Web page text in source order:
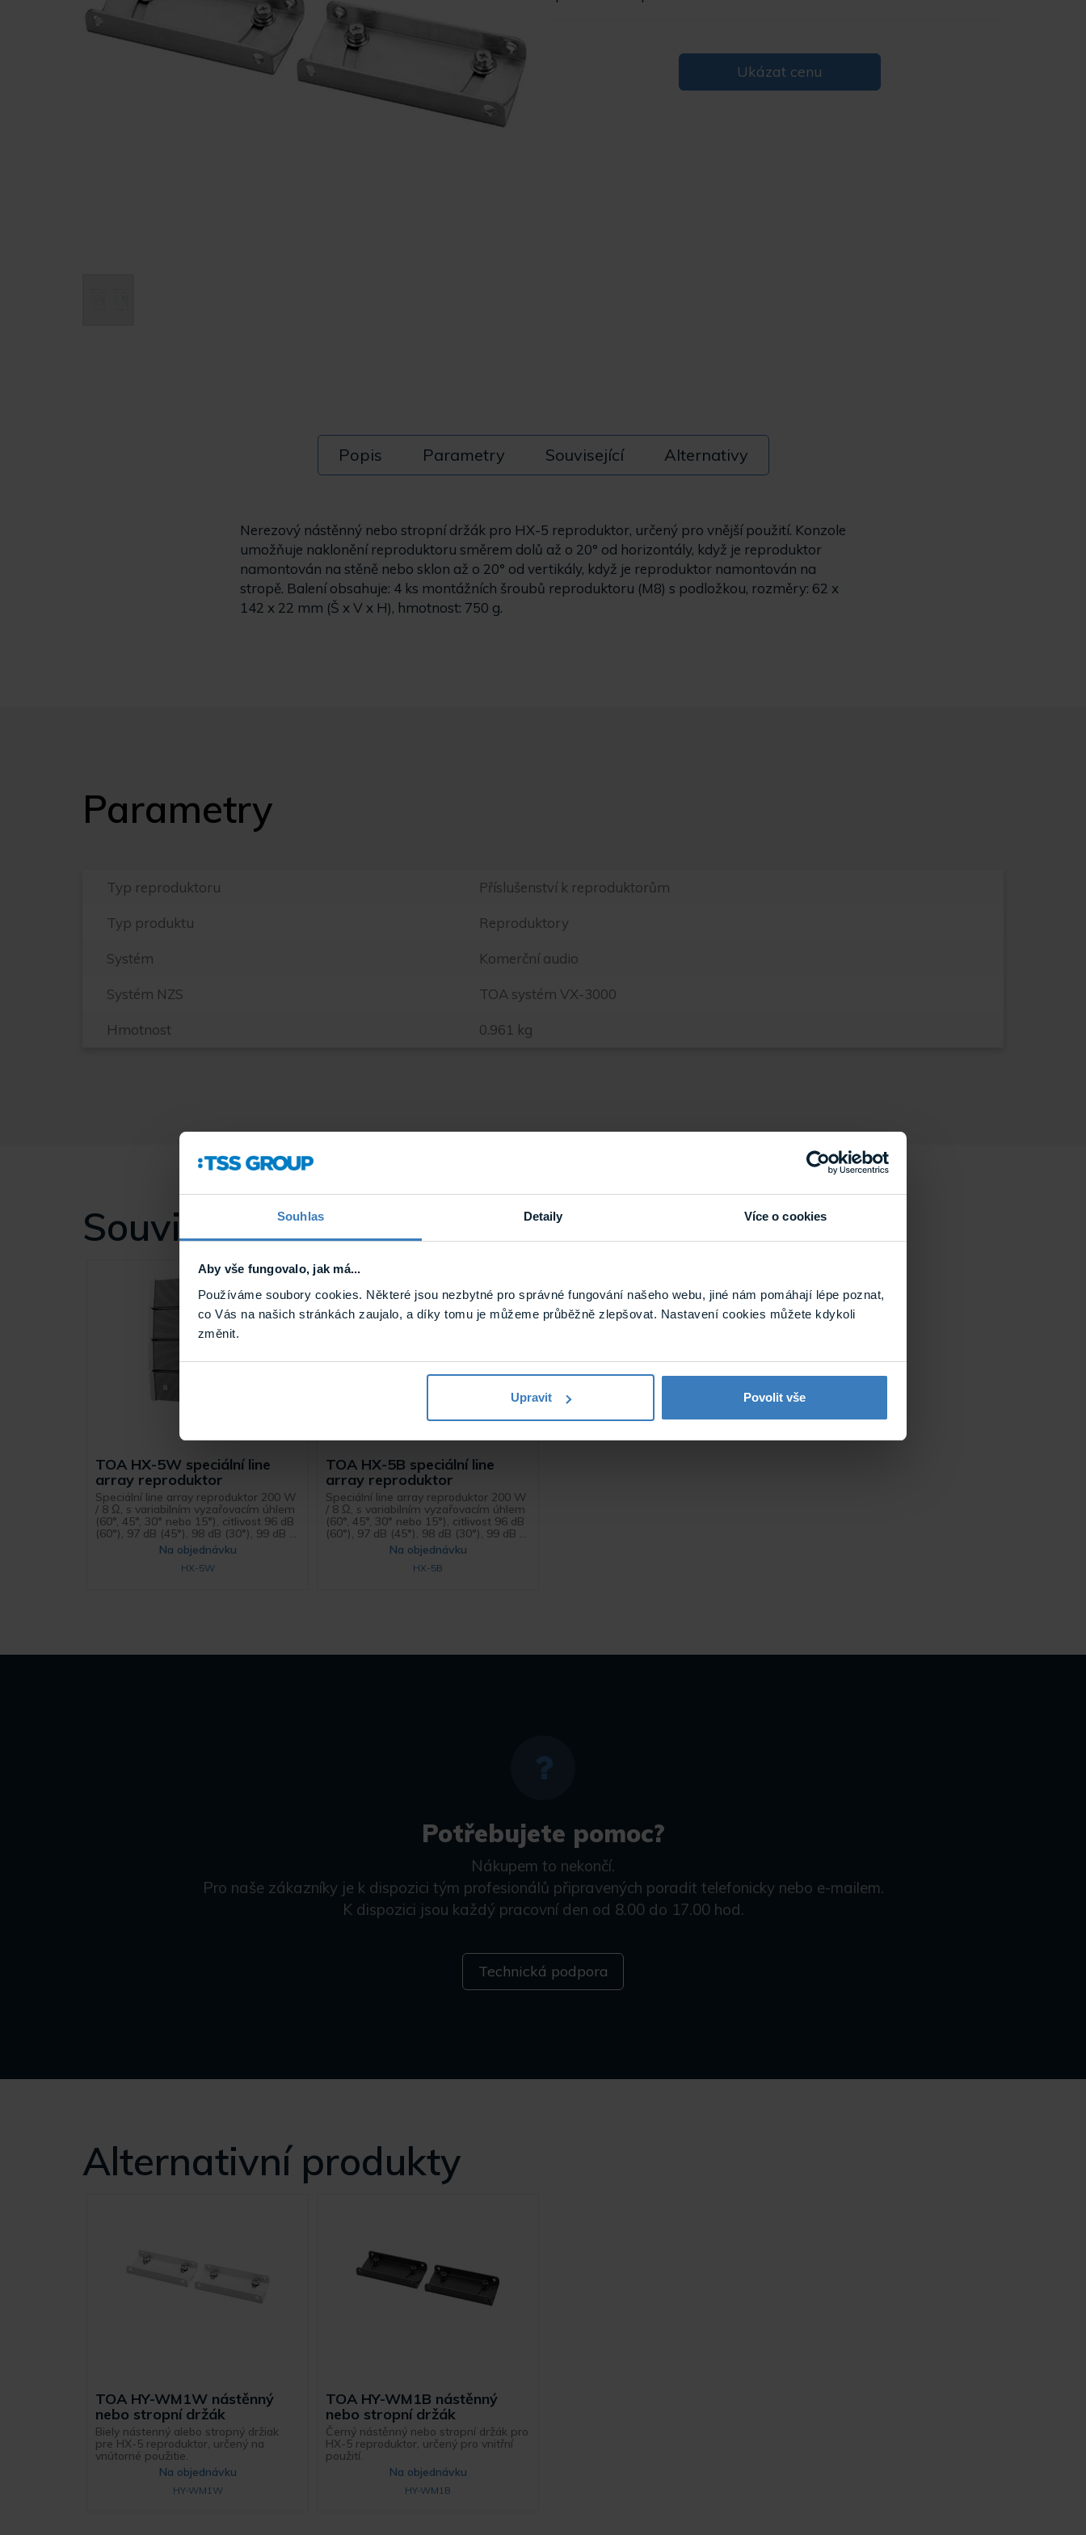
Souhlas Detaily Více o cookies
Aby vše fungovalo, jak má...
Používáme soubory cookies. Některé jsou nezbytné pro správné fungování našeho webu, jiné nám pomáhají lépe poznat,
co Vás na našich stránkách zaujalo, a díky tomu je můžeme průběžně zlepšovat. Nastavení cookies můžete kdykoli
změnit.
Upravit Povolit vše
Ukázat cenu
Popis Parametry Související Alternativy
Nerezový nástěnný nebo stropní držák pro HX-5 reproduktor, určený pro vnější použití. Konzole
umožňuje naklonění reproduktoru směrem dolů až o 20° od horizontály, když je reproduktor
namontován na stěně nebo sklon až o 20° od vertikály, když je reproduktor namontován na
stropě. Balení obsahuje: 4 ks montážních šroubů reproduktoru (M8) s podložkou, rozměry: 62 x
142 x 22 mm (Š x V x H), hmotnost: 750 g.
Parametry
Typ reproduktoru Příslušenství k reproduktorům
Typ produktu Reproduktory
Systém Komerční audio
Systém NZS TOA systém VX-3000
Hmotnost 0.961 kg
Související
TOA HX-5W speciální line
array reproduktor
Speciální line array reproduktor 200 W
/ 8 Ω, s variabilním vyzařovacím úhlem
(60°, 45°, 30° nebo 15°), citlivost 96 dB
(60°), 97 dB (45°), 98 dB (30°), 99 dB ...
Na objednávku
HX-5W
TOA HX-5B speciální line
array reproduktor
Speciální line array reproduktor 200 W
/ 8 Ω, s variabilním vyzařovacím úhlem
(60°, 45°, 30° nebo 15°), citlivost 96 dB
(60°), 97 dB (45°), 98 dB (30°), 99 dB ...
Na objednávku
HX-5B
Potřebujete pomoc?
Nákupem to nekončí.
Pro naše zákazníky je k dispozici tým profesionálů připravených poradit telefonicky nebo e-mailem.
K dispozici jsou každý pracovní den od 8.00 do 17.00 hod.
Technická podpora
Alternativní produkty
TOA HY-WM1W nástěnný
nebo stropní držák
Biely nástenný alebo stropný držiak
pre HX-5 reproduktor, určený na
vnútorné použitie.
Na objednávku
HY-WM1W
TOA HY-WM1B nástěnný
nebo stropní držák
Černý nástěnný nebo stropní držák pro
HX-5 reproduktor, určený pro vnitřní
použití.
Na objednávku
HY-WM1B